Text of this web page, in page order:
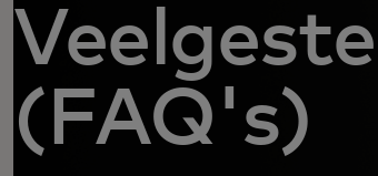
(FAQ's)